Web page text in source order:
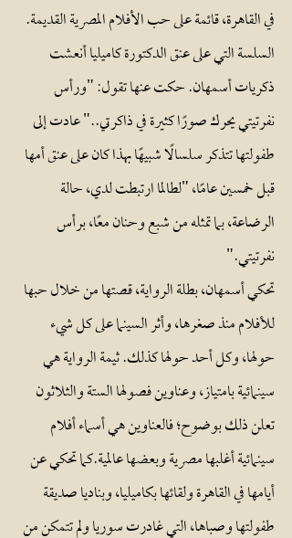
في القاهرة، قائمة على حب الأفلام المصرية القديمة.
السلسة التي على عنق الدكتورة كاميليا أنعشت
ذكريات أسمهان. حكت عنها تقول: "ورأس
نفرتيتي يحرك صورًا كثيرة في ذاكرتي.." عادت إلى
طفولتها تتذكر سلسالًا شبيهًا بهذا كان على عنق أمها
قبل خمسين عامًا، "لطالما ارتبطت لدي، حالة
الرضاعة، بما تمثله من شبع وحنان معًا، برأس
نفرتيتي."
تحكي أسمهان، بطلة الرواية، قصتها من خلال حبها
للأفلام منذ صغرها، وأثر السينما على كل شيء
حولها، وكل أحد حولها كذلك. ثيمة الرواية هي
سينمائية بامتياز، وعناوين فصولها الستة والثلاثون
تعلن ذلك بوضوح؛ فالعناوين هي أسماء أفلام
سينمائية أغلبها مصرية وبعضها عالمية.كما تحكي عن
أيامها في القاهرة ولقائها بكاميليا، وبناديا صديقة
طفولتها وصباها، التي غادرت سوريا ولم تتمكن من